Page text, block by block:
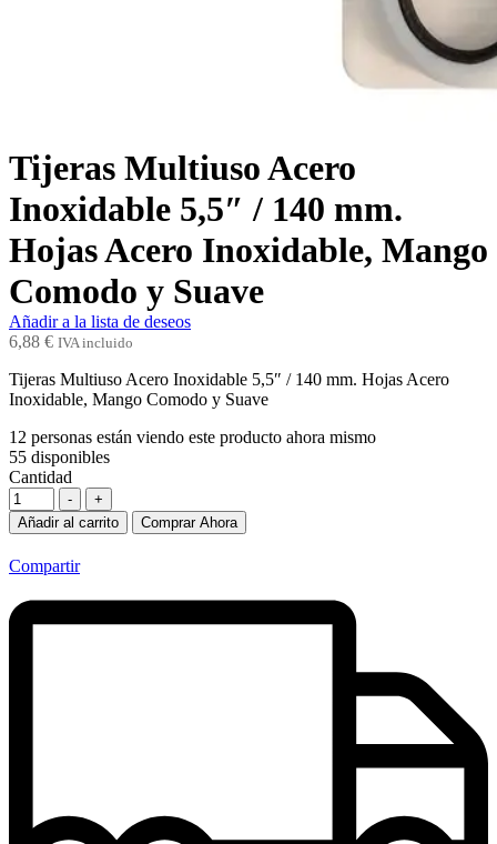
Tijeras Multiuso Acero
Inoxidable 5,5″ / 140 mm.
Hojas Acero Inoxidable, Mango
Comodo y Suave
Añadir a la lista de deseos
6,88 € IVA incluido
Tijeras Multiuso Acero Inoxidable 5,5″ / 140 mm. Hojas Acero
Inoxidable, Mango Comodo y Suave
12 personas están viendo este producto ahora mismo
55 disponibles
Cantidad
-
+
Añadir al carrito
Comprar Ahora
Compartir